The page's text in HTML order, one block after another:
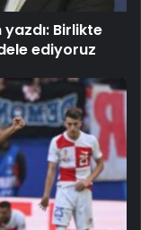
Birlikte
ediyoruz